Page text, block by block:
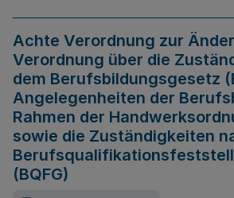
Achte Verordnung zur
Verordnung über die
dem Berufsbildungsgesetz
Angelegenheiten der
Rahmen der
sowie die Zuständigkeiten
(BQFG)